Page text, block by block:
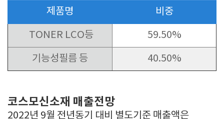
제품명 비중
TONER LCO등 59.50%
기능성필름 등 40.50%
코스모신소재 매출전망
2022년 9월 전년동기 대비 별도기준 매출액은